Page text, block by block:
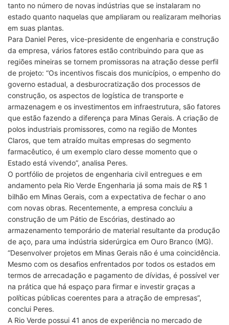
tanto no número de novas indústrias que se instalaram no
estado quanto naquelas que ampliaram ou realizaram melhorias
em suas plantas.
Para Daniel Peres, vice-presidente de engenharia e construção
da empresa, vários fatores estão contribuindo para que as
regiões mineiras se tornem promissoras na atração desse perfil
de projeto: “Os incentivos fiscais dos municípios, o empenho do
governo estadual, a desburocratização dos processos de
construção, os aspectos de logística de transporte e
armazenagem e os investimentos em infraestrutura, são fatores
que estão fazendo a diferença para Minas Gerais. A criação de
polos industriais promissores, como na região de Montes
Claros, que tem atraído muitas empresas do segmento
farmacêutico, é um exemplo claro desse momento que o
Estado está vivendo”, analisa Peres.
O portfólio de projetos de engenharia civil entregues e em
andamento pela Rio Verde Engenharia já soma mais de R$ 1
bilhão em Minas Gerais, com a expectativa de fechar o ano
com novas obras. Recentemente, a empresa concluiu a
construção de um Pátio de Escórias, destinado ao
armazenamento temporário de material resultante da produção
de aço, para uma indústria siderúrgica em Ouro Branco (MG).
“Desenvolver projetos em Minas Gerais não é uma coincidência.
Mesmo com os desafios enfrentados por todos os estados em
termos de arrecadação e pagamento de dívidas, é possível ver
na prática que há espaço para firmar e investir graças a
políticas públicas coerentes para a atração de empresas”,
conclui Peres.
A Rio Verde possui 41 anos de experiência no mercado de